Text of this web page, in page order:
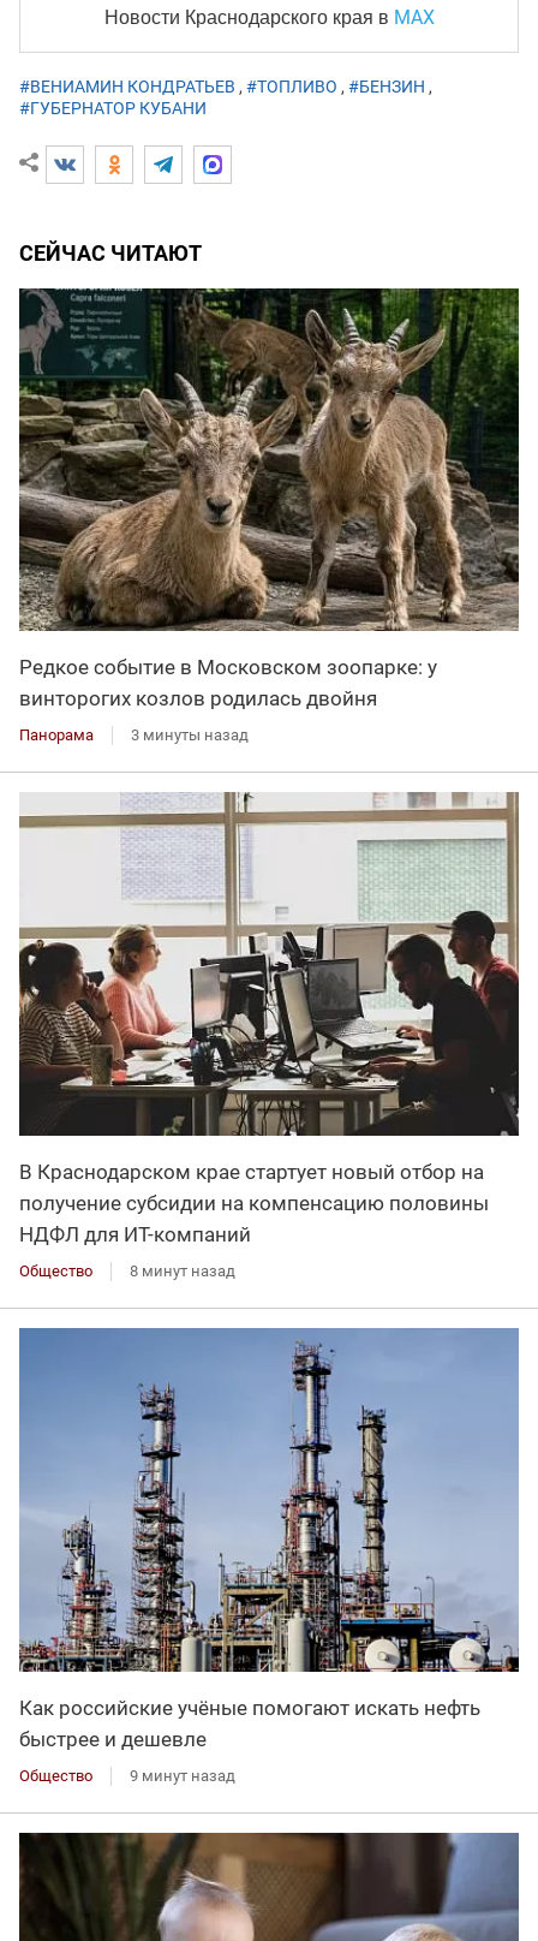
Новости Краснодарского края в MAX
#ВЕНИАМИН КОНДРАТЬЕВ , #ТОПЛИВО , #БЕНЗИН ,
#ГУБЕРНАТОР КУБАНИ
СЕЙЧАС ЧИТАЮТ
Редкое событие в Московском зоопарке: у
винторогих козлов родилась двойня
Панорама 3 минуты назад
В Краснодарском крае стартует новый отбор на
получение субсидии на компенсацию половины
НДФЛ для ИT-компаний
Общество 8 минут назад
Как российские учёные помогают искать нефть
быстрее и дешевле
Общество 9 минут назад